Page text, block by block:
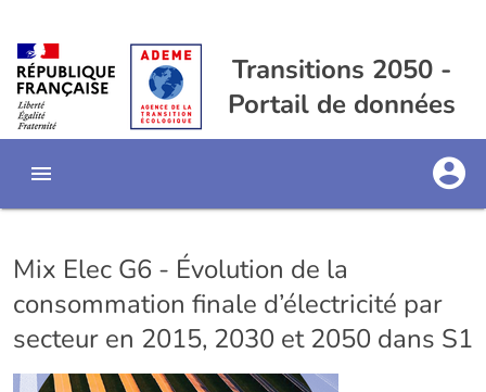
Transitions 2050 -
Portail de données
Mix Elec G6 - Évolution de la
consommation finale d’électricité par
secteur en 2015, 2030 et 2050 dans S1